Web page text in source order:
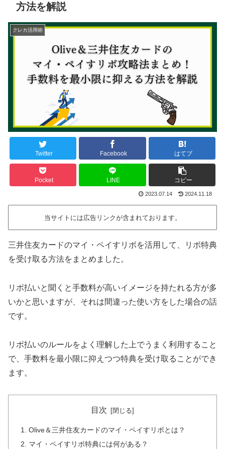
方法を解説
クレカ活用術
Twitter Facebook はてブ
Pocket LINE コピー
2023.07.14 2024.11.18
当サイトには広告リンクが含まれております。
三井住友カードのマイ・ペイすリボを活用して、リボ特典
を受け取る方法をまとめました。
リボ払いと聞くと手数料が高いイメージを持たれる方が多
いかと思いますが、それは間違った使い方をした場合の話
です。
リボ払いのルールをよく理解した上でうまく利用すること
で、手数料を最小限に抑えつつ特典を受け取ることができ
ます。
目次
Olive＆三井住友カードのマイ・ペイすリボとは？
マイ・ペイすリボ特典には何がある？